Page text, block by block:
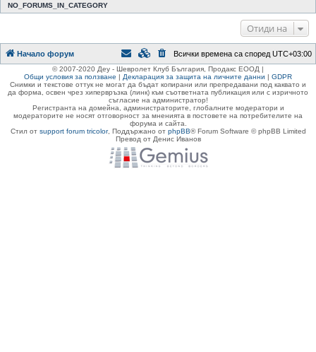
NO_FORUMS_IN_CATEGORY
Отиди на
Начало форум Всички времена са според UTC+03:00
© 2007-2020 Деу - Шевролет Клуб България, Продакс ЕООД |
Общи условия за ползване | Декларация за защита на личните данни | GDPR
Снимки и текстове оттук не могат да бъдат копирани или препредавани под каквато и
да форма, освен чрез хипервръзка (линк) към съответната публикация или с изричното
съгласие на администратор!
Регистранта на домейна, администраторите, глобалните модератори и
модераторите не носят отговорност за мненията в постовете на потребителите на
форума и сайта.
Стил от support forum tricolor, Поддържано от phpBB® Forum Software © phpBB Limited
Превод от Денис Иванов